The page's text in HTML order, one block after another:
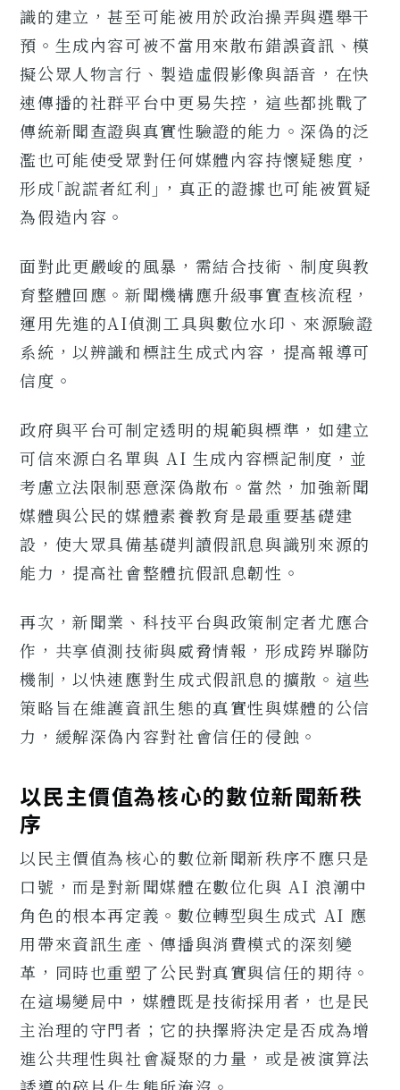
識的建立，甚至可能被用於政治操弄與選舉干
預。生成內容可被不當用來散布錯誤資訊、模
擬公眾人物言行、製造虛假影像與語音，在快
速傳播的社群平台中更易失控，這些都挑戰了
傳統新聞查證與真實性驗證的能力。深偽的泛
濫也可能使受眾對任何媒體內容持懷疑態度，
形成｢說謊者紅利｣，真正的證據也可能被質疑
為假造內容。
面對此更嚴峻的風暴，需結合技術、制度與教
育整體回應。新聞機構應升級事實查核流程，
運用先進的AI偵測工具與數位水印、來源驗證
系統，以辨識和標註生成式內容，提高報導可
信度。
政府與平台可制定透明的規範與標準，如建立
可信來源白名單與 AI 生成內容標記制度，並
考慮立法限制惡意深偽散布。當然，加強新聞
媒體與公民的媒體素養教育是最重要基礎建
設，使大眾具備基礎判讀假訊息與識別來源的
能力，提高社會整體抗假訊息韌性。
再次，新聞業、科技平台與政策制定者尤應合
作，共享偵測技術與威脅情報，形成跨界聯防
機制，以快速應對生成式假訊息的擴散。這些
策略旨在維護資訊生態的真實性與媒體的公信
力，緩解深偽內容對社會信任的侵蝕。
以民主價值為核心的數位新聞新秩
序
以民主價值為核心的數位新聞新秩序不應只是
口號，而是對新聞媒體在數位化與 AI 浪潮中
角色的根本再定義。數位轉型與生成式 AI 應
用帶來資訊生產、傳播與消費模式的深刻變
革，同時也重塑了公民對真實與信任的期待。
在這場變局中，媒體既是技術採用者，也是民
主治理的守門者；它的抉擇將決定是否成為增
進公共理性與社會凝聚的力量，或是被演算法